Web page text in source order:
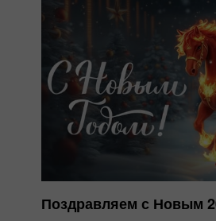
Поздравляем с Новым